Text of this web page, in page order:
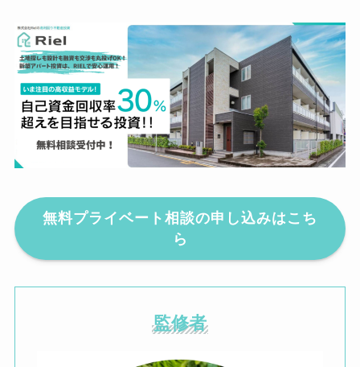
無料プライベート相談の申し込みはこち
ら
監修者